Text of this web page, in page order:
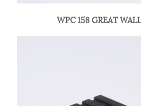
WPC 158 GREAT